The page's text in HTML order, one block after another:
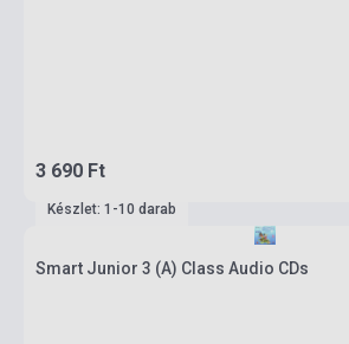
3 690 Ft
Készlet: 1-10 darab
Smart Junior 3 (A) Class Audio CDs